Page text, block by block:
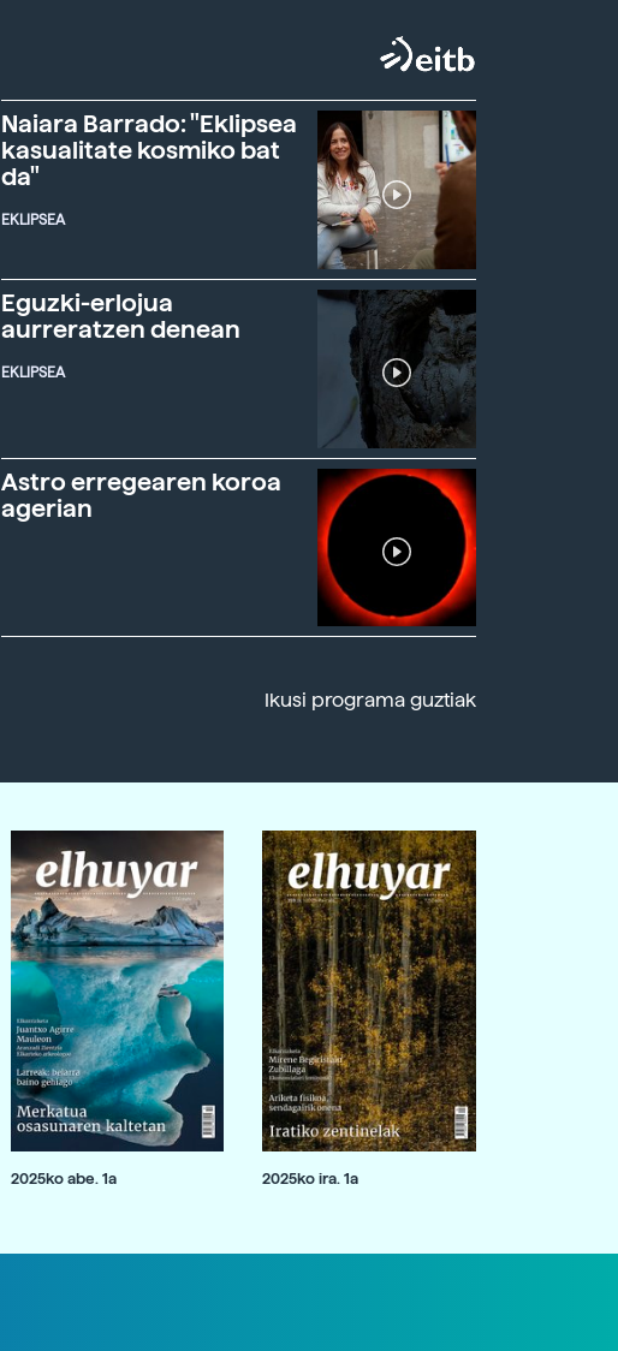
Naiara Barrado: "Eklipsea
kasualitate kosmiko bat
da"
EKLIPSEA
Eguzki-erlojua
aurreratzen denean
EKLIPSEA
Astro erregearen koroa
agerian
Ikusi programa guztiak
2025ko abe. 1a 2025ko ira. 1a